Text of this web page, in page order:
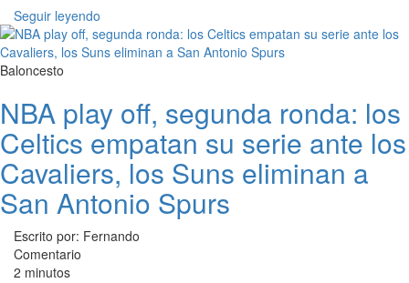
Seguir leyendo
Baloncesto
NBA play off, segunda ronda: los
Celtics empatan su serie ante los
Cavaliers, los Suns eliminan a
San Antonio Spurs
Escrito por: Fernando
Comentario
2 minutos